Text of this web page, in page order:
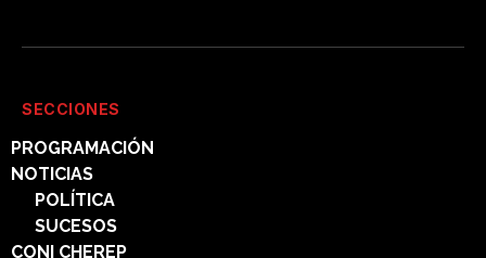
SECCIONES
PROGRAMACIÓN
NOTICIAS
POLÍTICA
SUCESOS
CONI CHEREP